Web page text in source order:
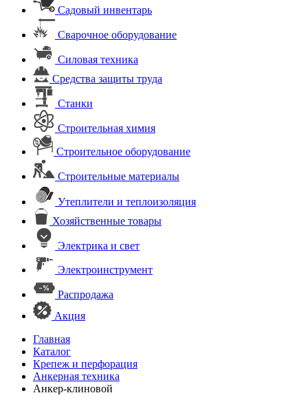
Садовый инвентарь
Сварочное оборудование
Силовая техника
Средства защиты труда
Станки
Строительная химия
Строительное оборудование
Строительные материалы
Утеплители и теплоизоляция
Хозяйственные товары
Электрика и свет
Электроинструмент
Распродажа
Акция
Главная
Каталог
Крепеж и перфорация
Анкерная техника
Анкер-клиновой